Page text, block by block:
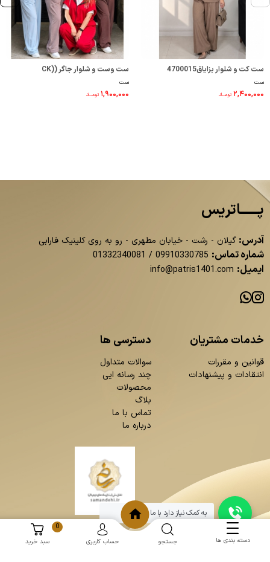
ست کت و شلوار بزایاق4700015
ست
۲,۴۰۰,۰۰۰ تومــانـ
ست وست و شلوار جاگر (CK)
268001096
ست
۱,۹۰۰,۰۰۰ تومــانـ
پــــــاتریس
آدرس: گیلان - رشت - خیابان مطهری - رو به روی کلینیک فارابی
شماره تماس: 09910330785
/
01332340081
ایمیل: info@patris1401.com
خدمات مشتریان
قوانین و مقررات
انتقادات و پیشنهادات
دسترسی ها
سوالات متداول
چند رسانه ایی
محصولات
بلاگ
تماس با ما
درباره ما
دسته بندی ها جستجو حساب کاربری
0
سبد خرید
به کمک نیاز دارد با ما چت کنید